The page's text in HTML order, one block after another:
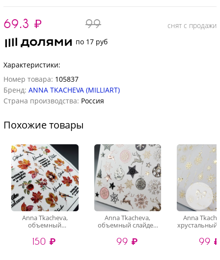
69.3 ₽ 99
снят с продажи
по 17 руб
Характеристики:
Номер товара: 105837
Бренд: ANNA TKACHEVA (MILLIART)
Страна производства: Россия
Похожие товары
Anna Tkacheva,
объемный
слайдер-дизайн 4D-
016 (crystal)
150 ₽
Anna Tkacheva,
объемный слайдер
99 ₽
Anna
хрустальный
99 ₽